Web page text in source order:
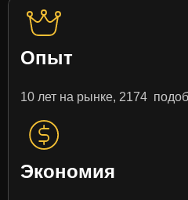
Опыт
10 лет на рынке, 2174
Экономия